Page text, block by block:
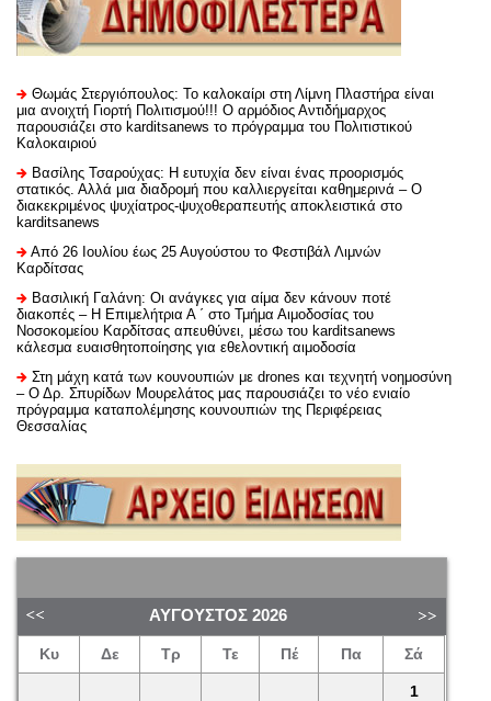
Θωμάς Στεργιόπουλος: Το καλοκαίρι στη Λίμνη Πλαστήρα είναι
μια ανοιχτή Γιορτή Πολιτισμού!!! Ο αρμόδιος Αντιδήμαρχος
παρουσιάζει στο karditsanews το πρόγραμμα του Πολιτιστικού
Καλοκαιριού
Βασίλης Τσαρούχας: Η ευτυχία δεν είναι ένας προορισμός
στατικός. Αλλά μια διαδρομή που καλλιεργείται καθημερινά – Ο
διακεκριμένος ψυχίατρος-ψυχοθεραπευτής αποκλειστικά στο
karditsanews
Από 26 Ιουλίου έως 25 Αυγούστου το Φεστιβάλ Λιμνών
Καρδίτσας
Βασιλική Γαλάνη: Οι ανάγκες για αίμα δεν κάνουν ποτέ
διακοπές – Η Επιμελήτρια Α ΄ στο Τμήμα Αιμοδοσίας του
Νοσοκομείου Καρδίτσας απευθύνει, μέσω του karditsanews
κάλεσμα ευαισθητοποίησης για εθελοντική αιμοδοσία
Στη μάχη κατά των κουνουπιών με drones και τεχνητή νοημοσύνη
– Ο Δρ. Σπυρίδων Μουρελάτος μας παρουσιάζει το νέο ενιαίο
πρόγραμμα καταπολέμησης κουνουπιών της Περιφέρειας
Θεσσαλίας
ΑΎΓΟΥΣΤΟΣ 2026
Κυ Δε Τρ Τε Πέ Πα Σά
1